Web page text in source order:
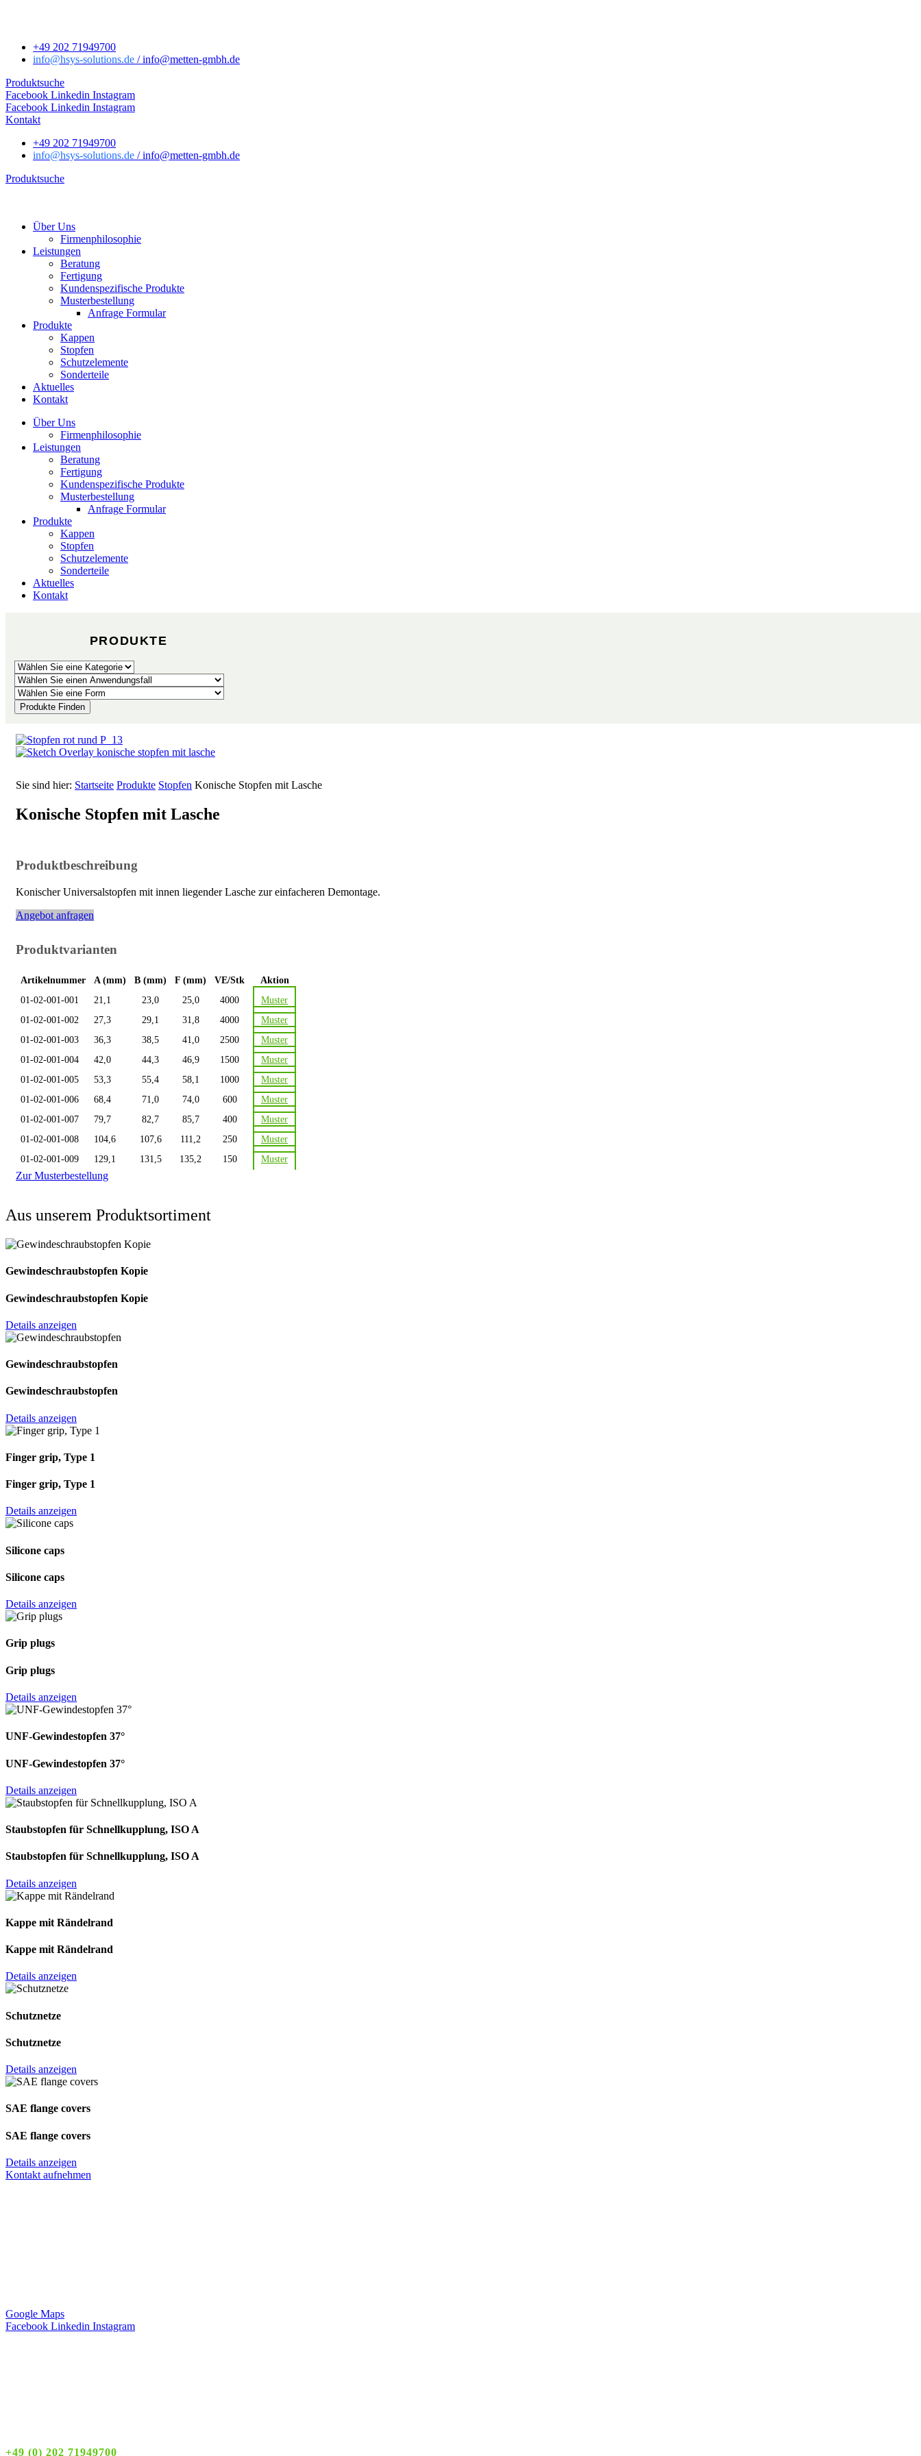
+49 202 71949700
info@hsys-solutions.de / info@metten-gmbh.de
Produktsuche
Facebook Linkedin Instagram
Facebook Linkedin Instagram
Kontakt
+49 202 71949700
info@hsys-solutions.de / info@metten-gmbh.de
Produktsuche
Über Uns
Firmenphilosophie
Leistungen
Beratung
Fertigung
Kundenspezifische Produkte
Musterbestellung
Anfrage Formular
Produkte
Kappen
Stopfen
Schutzelemente
Sonderteile
Aktuelles
Kontakt
Über Uns
Firmenphilosophie
Leistungen
Beratung
Fertigung
Kundenspezifische Produkte
Musterbestellung
Anfrage Formular
Produkte
Kappen
Stopfen
Schutzelemente
Sonderteile
Aktuelles
Kontakt
PRODUKTE
Produkte Finden
Sie sind hier: Startseite Produkte Stopfen Konische Stopfen mit Lasche
Konische Stopfen mit Lasche
Produktbeschreibung
Konischer Universalstopfen mit innen liegender Lasche zur einfacheren Demontage.
Angebot anfragen
Produktvarianten
Artikelnummer A (mm) B (mm) F (mm) VE/Stk
Aktion
01-02-001-001
21,1 23,0 25,0 4000
Muster
01-02-001-002
27,3 29,1 31,8 4000
Muster
01-02-001-003
36,3 38,5 41,0 2500
Muster
01-02-001-004
42,0 44,3 46,9 1500
Muster
01-02-001-005
53,3 55,4 58,1 1000
Muster
01-02-001-006
68,4 71,0 74,0 600
Muster
01-02-001-007
79,7 82,7 85,7 400
Muster
01-02-001-008
104,6 107,6 111,2 250
Muster
01-02-001-009
129,1 131,5 135,2 150 Muster
Zur Musterbestellung
Aus unserem Produktsortiment
Gewindeschraub­stopfen Kopie
Gewindeschraub­stopfen Kopie
Details anzeigen
Gewindeschraub­stopfen
Gewindeschraub­stopfen
Details anzeigen
Finger grip, Type 1
Finger grip, Type 1
Details anzeigen
Silicone caps
Silicone caps
Details anzeigen
Grip plugs
Grip plugs
Details anzeigen
UNF-Gewindestopfen 37°
UNF-Gewindestopfen 37°
Details anzeigen
Staubstopfen für Schnellkupplung, ISO A
Staubstopfen für Schnellkupplung, ISO A
Details anzeigen
Kappe mit Rändelrand
Kappe mit Rändelrand
Details anzeigen
Schutznetze
Schutznetze
Details anzeigen
SAE flange covers
SAE flange covers
Details anzeigen
Kontakt aufnehmen
Google Maps
Facebook Linkedin Instagram
+49 (0) 202 71949700